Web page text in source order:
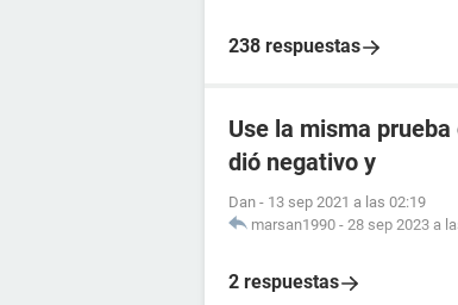
238 respuestas
Use la misma
dió negativo y
Dan - 13 sep 2021 a las 02:19
marsan1990 - 28 sep 2023 a
2 respuestas